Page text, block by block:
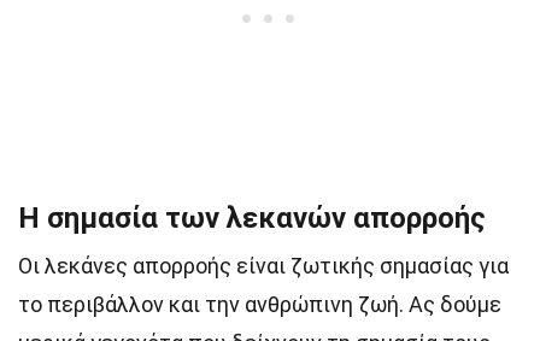
Η σημασία των λεκανών απορροής
Οι λεκάνες απορροής είναι ζωτικής σημασίας για
το περιβάλλον και την ανθρώπινη ζωή. Ας δούμε